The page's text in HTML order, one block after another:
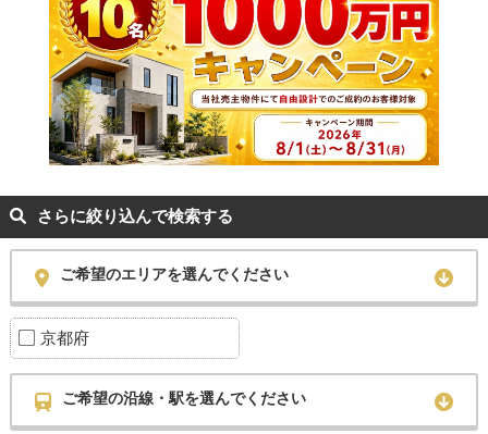
さらに絞り込んで検索する
ご希望のエリアを選んでください
京都府
ご希望の沿線・駅を選んでください